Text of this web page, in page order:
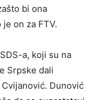
bi ona
on za FTV.
a, koji su na
Srpske dali
Dunović